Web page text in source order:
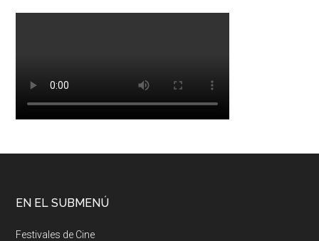
EN EL SUBMENÚ
Festivales de Cine